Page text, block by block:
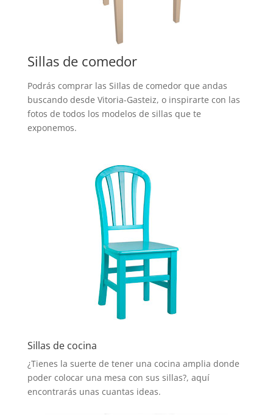
Sillas de comedor
Podrás comprar las SiIlas de comedor que andas
buscando desde Vitoria-Gasteiz, o inspirarte con las
fotos de todos los modelos de sillas que te
exponemos.
Sillas de cocina
¿Tienes la suerte de tener una cocina amplia donde
poder colocar una mesa con sus sillas?, aquí
encontrarás unas cuantas ideas.